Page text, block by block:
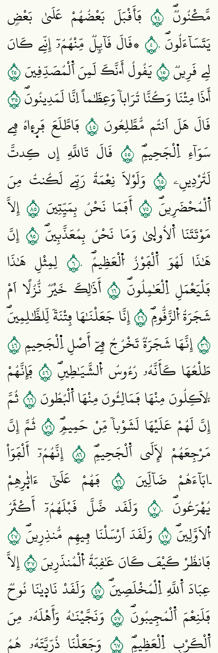
مَّكْنُونٞۖ ٤٩ فَأَقْبَلَ بَعْضُهُمْ عَلَيٰ بَعْضٖ
يَتَسَآءَلُونَۖ٥٠ ۞قَالَ قَآئِلٞ مِّنْهُمُۥٓ إِنِّے كَانَ
لِے قَرِينٞ٥١يَقُولُ أَ۟نَّكَ لَمِنَ اَ۬لْمُصَدِّقِينَ٥٢
أَ۟ذَا مِتْنَا وَكُنَّا تُرَاباٗ وَعِظَٰماً اِنَّا لَمَدِينُونَۖ٥٣
قَالَ هَلَ اَنتُم مُّطَّلِعُونَ ٥٤ فَاطَّلَعَ فَر۪ء۪اهُ فِے
سَوَآءِ اِ۬لْجَحِيمِۖ ٥٥ قَالَ تَاللَّهِ إِن كِدتَّ
لَتُرْدِينِۦ ٥٦ وَلَوْلَا نِعْمَةُ رَبِّے لَكُنتُ مِنَ
اَ۬لْمُحْضَرِينَۖ ٥٧ أَفَمَا نَحْنُ بِمَيِّتِينَ ٥٨ إِلَّا
مَوْتَتَنَا اَ۬لُاول۪يٰ وَمَا نَحْنُ بِمُعَذَّبِينَۖ٥٩ إِنَّ
هَٰذَا لَهُوَ اَ۬لْفَوْزُ اُ۬لْعَظِيمُۖ ٦٠ لِمِثْلِ هَٰذَا
فَلْيَعْمَلِ اِ۬لْعَٰمِلُونَۖ ٦١ أَذَٰلِكَ خَيْرٞ نُّزُلاً اَمْ
شَجَرَةُ اُ۬لزَّقُّومِۖ٦٢إِنَّا جَعَلْنَٰهَا فِتْنَةٗ لِّلظَّٰلِمِينَۖ
٦٣إِنَّهَا شَجَرَةٞ تَخْرُجُ فِےٓ أَصْلِ اِ۬لْجَحِيمِ٦٤
طَلْعُهَا كَأَنَّهُۥ رُءُوسُ اُ۬لشَّيَٰطِينِۖ ٦٥ فَإِنَّهُمْ
لَأٓكِلُونَ مِنْهَا فَمَالِـُٔونَ مِنْهَا اَ۬لْبُطُونَ٦٦ثُمَّ
إِنَّ لَهُمْ عَلَيْهَا لَشَوْباٗ مِّنْ حَمِيمٖۖ٦٧ ثُمَّ إِنَّ
مَرْجِعَهُمْ لَإِلَي اَ۬لْجَحِيمِۖ ٦٨ إِنَّهُمُۥٓ أَلْفَوَاْ
اٰبَآءَهُمْ ضَآلِّينَ ٦٩ فَهُمْ عَلَيٰٓ ءَاثٰ۪رِهِمْ
يُهْرَعُونَۖ ٧٠ وَلَقَد ضَّلَّ قَبْلَهُمُۥٓ أَكْثَرُ
اُ۬لَاوَّلِينَۖ٧١ وَلَقَدَ اَرْسَلْنَا فِيهِم مُّنذِرِينَۖ٧٢
فَانظُرْ كَيْفَ كَانَ عَٰقِبَةُ اُ۬لْمُنذَرِينَ٧٣إِلَّا
عِبَادَ اَ۬للَّهِ اِ۬لْمُخْلَصِينَۖ٧٤ وَلَقَدْ نَاد۪يٰنَا نُوحٞ
فَلَنِعْمَ اَ۬لْمُجِيبُونَۖ ٧٥ وَنَجَّيْنَٰهُ وَأَهْلَهُۥ مِنَ
اَ۬لْكَرْبِ اِ۬لْعَظِيمِۖ ٧٦ وَجَعَلْنَا ذُرِّيَّتَهُۥ هُمُ